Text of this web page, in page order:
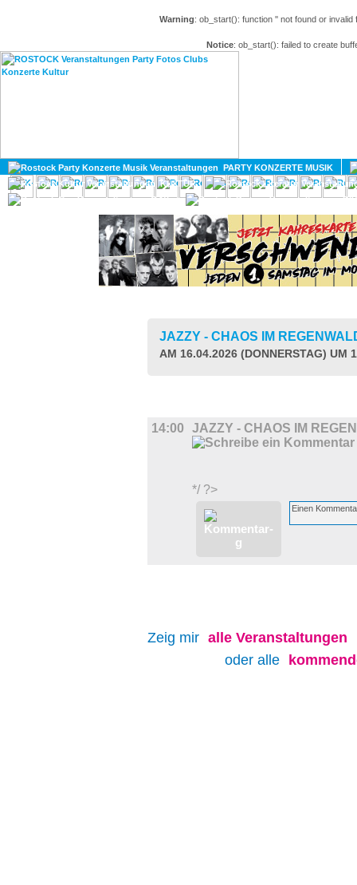
Warning: ob_start(): function '' not found or
Notice: ob_start(): failed to create
PARTY KONZERTE MUSIK
KULTUR
GAY
JAZZY - CHAOS IM
AM 16.04.2026 (DONNERSTAG) UM
14:00 JAZZY - CHAOS IM
*/ ?>
Zeig mir alle Veranstaltungen
oder alle